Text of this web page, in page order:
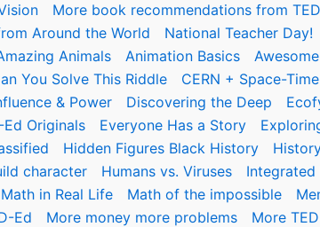
More book recommendations from
Around the World National Teacher Day!
Animals Animation Basics
You Solve This Riddle CERN + Space-Time
& Power Discovering the Deep
Originals Everyone Has a Story
Hidden Figures Black History
character Humans vs. Viruses
Math in Real Life Math of the impossible
Ed More money more problems More